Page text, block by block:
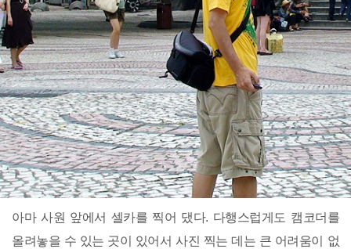
아마 사원 앞에서 셀카를 찍어 댔다. 다행스럽게도 캠코더를
올려놓을 수 있는 곳이 있어서 사진 찍는 데는 큰 어려움이 없